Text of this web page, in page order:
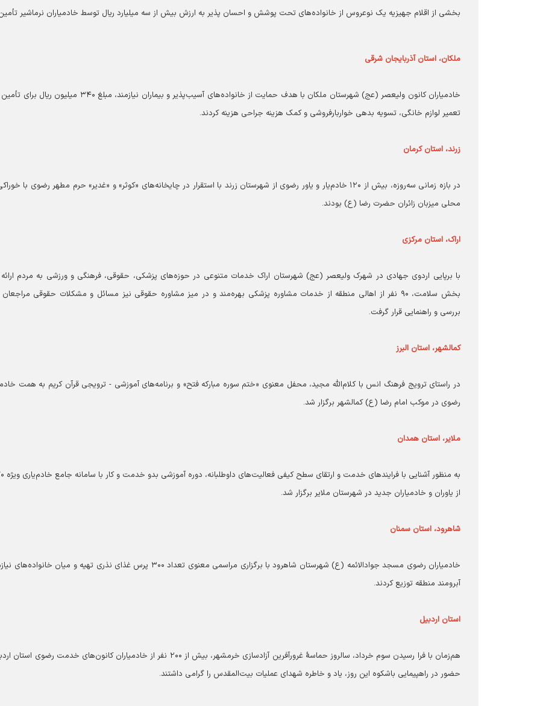
بخشی از اقلام جهیزیه یک نوعروس از خانواده‌های تحت پوشش و احسان پذیر به ارزش بیش از سه میلیارد ریال توسط خادمیاران نرماشیر
ملکان، استان آذربایجان شرقی
خادمیاران کانون ولیعصر (عج) شهرستان ملکان با هدف حمایت از خانواده‌های آسیب‌پذیر و بیماران نیازمند، مبلغ ۳۴۰
تعمیر لوازم خانگی، تسویه بدهی خواربارفروشی و کمک هزینه جراحی هزینه کردند.
زرند، استان کرمان
در بازه زمانی سه‌روزه، بیش از ۱۲۰ خادم‌یار و یاور رضوی از شهرستان زرند با استقرار در چایخانه‌های «کوثر» و «غدیر» حرم مطهر رضوی با
محلی میزبان زائران حضرت رضا (ع) بودند.
اراک، استان مرکزی
با برپایی اردوی جهادی در شهرک ولیعصر (عج) شهرستان اراک خدمات متنوعی در حوزه‌های پزشکی، حقوقی، فرهنگی و ورزشی به مردم
بخش سلامت، ۹۰ نفر از اهالی منطقه از خدمات مشاوره پزشکی بهره‌مند و در میز مشاوره حقوقی نیز مسائل و مشکلات حقوقی
بررسی و راهنمایی قرار گرفت.
کمالشهر، استان البرز
در راستای ترویج فرهنگ انس با کلام‌الله مجید، محفل معنوی «ختم سوره مبارکه فتح» و برنامه‌های آموزشی - ترویجی قرآن کریم به همت
رضوی در موکب امام رضا (ع) کمالشهر برگزار شد.
ملایر، استان همدان
از یاوران و خادمیاران جدید در شهرستان ملایر برگزار شد.
شاهرود، استان سمنان
خادمیاران رضوی مسجد جوادالائمه (ع) شهرستان شاهرود با برگزاری مراسمی معنوی تعداد ۳۰۰ پرس غذای نذری تهیه و میان
آبرومند منطقه توزیع کردند.
استان اردبیل
هم‌زمان با فرا رسیدن سوم خرداد، سالروز حماسهٔ غرورآفرین آزادسازی خرمشهر، بیش از ۲۰۰ نفر از خادمیاران کانون‌های خدمت رضوی
حضور در راهپیمایی باشکوه این روز، یاد و خاطره شهدای عملیات بیت‌المقدس را گرامی داشتند.